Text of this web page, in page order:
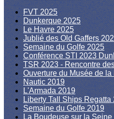
FVT 2025
Dunkerque 2025
Le Havre 2025
Jublié des Old Gaffers
Semaine du Golfe 2025
Conférence STI 2023
TSR 2023 - Rencontre
Ouverture du Musée de la
Nautic 2019
L'Armada 2019
Liberty Tall Ships Regatta
Semaine du Golfe 2019
La Boudeuse sur la